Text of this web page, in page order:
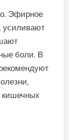
Эфирное
усиливают
боли. В
кишечных